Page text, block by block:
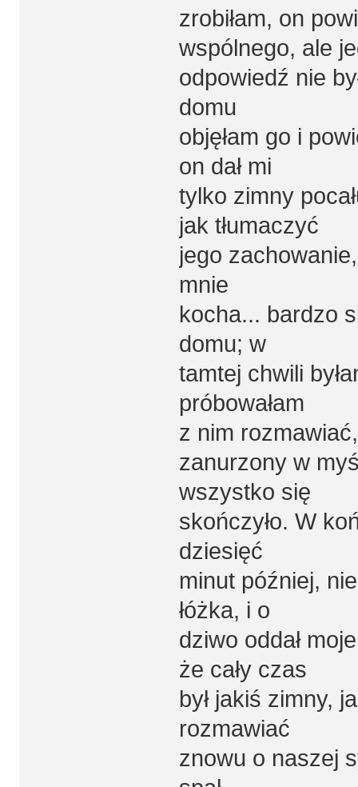
zrobiłam, on
wspólnego, ale
odpowiedź nie
domu
objęłam go i
on dał mi
tylko zimny
jak tłumaczyć
jego
mnie
kocha... bardzo
domu; w
tamtej chwili
próbowałam
z nim
zanurzony w
wszystko się
skończyło. W
dziesięć
minut później,
łóżka, i o
dziwo oddał
że cały czas
był jakiś zimny,
rozmawiać
znowu o naszej